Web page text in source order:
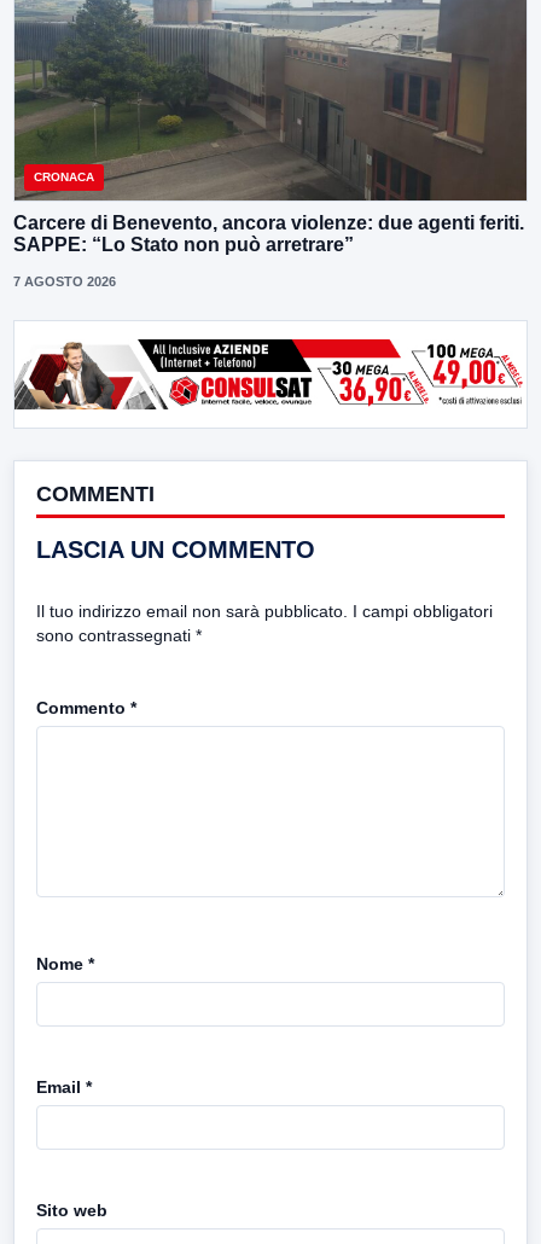
CRONACA
Carcere di Benevento, ancora violenze: due agenti feriti.
SAPPE: “Lo Stato non può arretrare”
7 AGOSTO 2026
COMMENTI
LASCIA UN COMMENTO
Il tuo indirizzo email non sarà pubblicato. I campi obbligatori
sono contrassegnati *
Commento *
Nome *
Email *
Sito web